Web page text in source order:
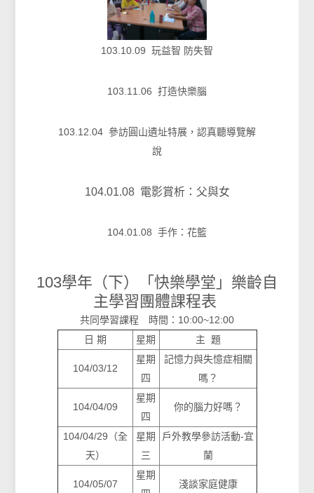
103.10.09 玩益智 防失智
103.11.06 打造快樂腦
103.12.04 參訪圓山遺址特展，認真聽導覽解
說
104.01.08 電影賞析：父與女
104.01.08 手作：花籃
103學年（下）「快樂學堂」樂齡自
主學習團體課程表
共同學習課程 時間：10:00~12:00
日 期
星期 主 題
104/03/12
星期
四
記憶力與失憶症相關
嗎？
104/04/09
星期
四
你的腦力好嗎？
104/04/29（全
天）
星期
三
戶外教學參訪活動-宜
蘭
104/05/07
星期
淺談家庭健康